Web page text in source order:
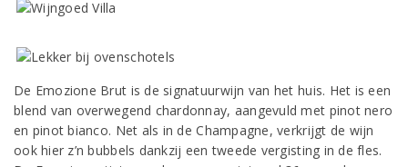
De Emozione Brut is de signatuurwijn van het huis. Het is een
blend van overwegend chardonnay, aangevuld met pinot nero
en pinot bianco. Net als in de Champagne, verkrijgt de wijn
ook hier z’n bubbels dankzij een tweede vergisting in de fles.